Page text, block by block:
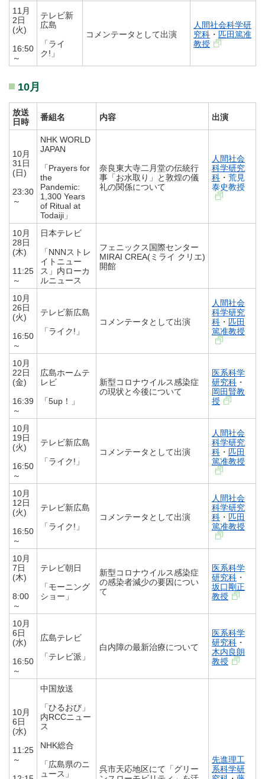
11月
2日
(火)
16:50
～
テレビ新
広島
「ライ
ク!」
コメンテータとして出演
人間社会科学研
究科 ・ 匹田篤准
教授
10月
放送
日時
番組名 内容 出演
10月
31日
(日)
23:30
～
NHK WORLD
JAPAN
「Prayers for
the
Pandemic:
1,300 Years
of Ritual at
Todaiji」
奈良東大寺二月堂の伝統行
事「お水取り」と敦煌の儀
礼の関係について
人間社会
科学研究
科 ・ 荒見
泰史教授
10月
28日
(木)
11:25
～
日本テレビ
「NNNストレ
イトニュー
ス」内ローカ
ルニュース
フェニックス国際センター
MIRAI CREA(ミライ クリエ)
開館
10月
26日
(火)
16:50
～
テレビ新広島
「ライク!」
コメンテータとして出演
人間社会
科学研究
科 ・ 匹田
篤准教授
10月
22日
(金)
16:39
～
広島ホームテ
レビ
「5up！」
新型コロナウイルス感染症
の現状と今後について
医系科学
研究科 ・
岡田賢教
授
10月
19日
(火)
16:50
～
テレビ新広島
「ライク!」
コメンテータとして出演
人間社会
科学研究
科 ・ 匹田
篤准教授
10月
12日
(火)
16:50
～
テレビ新広島
「ライク!」
コメンテータとして出演
人間社会
科学研究
科 ・ 匹田
篤准教授
10月
7日
(木)
8:00
～
テレビ朝日
「モーニング
ショー」
新型コロナウイルス感染症
の感染者減少の要因につい
て
医系科学
研究科 ・
坂口剛正
教授
10月
6日
(水)
16:50
～
広島テレビ
「テレビ派」
白内障の最新治療について
医系科学
研究科 ・
木内良朗
教授
10月
6日
(水)
11:25
～
中国放送
「ひるおび」
内RCCニュー
ス
NHK総合
「広島県のニ
ュース」
呉市天応地区にて「グリー
先進理工
系科学研